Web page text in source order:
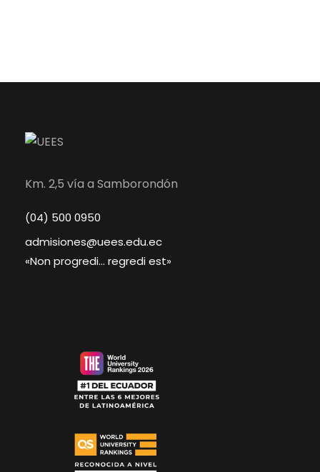
Km. 2,5 vía a Samborondón
(04) 500 0950
admisiones@uees.edu.ec
«Non progredi… regredi est»